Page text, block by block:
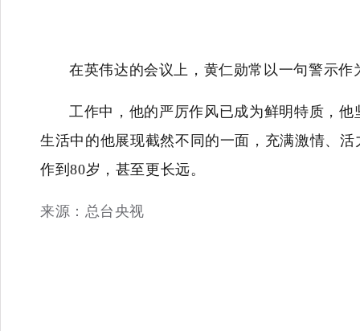
在英伟达的会议上，黄仁勋常以一句警示
工作中，他的严厉作风已成为鲜明特质，
生活中的他展现截然不同的一面，充满激情、
作到80岁，甚至更长远。
来源：总台央视